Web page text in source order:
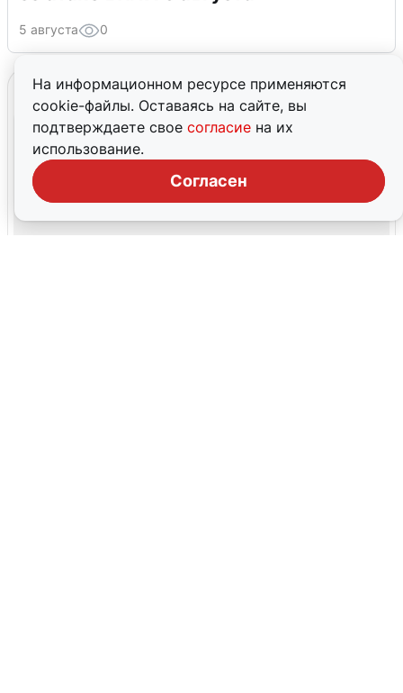
На информационном ресурсе применяются
cookie-файлы. Оставаясь на сайте, вы
подтверждаете свое согласие на их
использование.
Согласен
5 августа 0